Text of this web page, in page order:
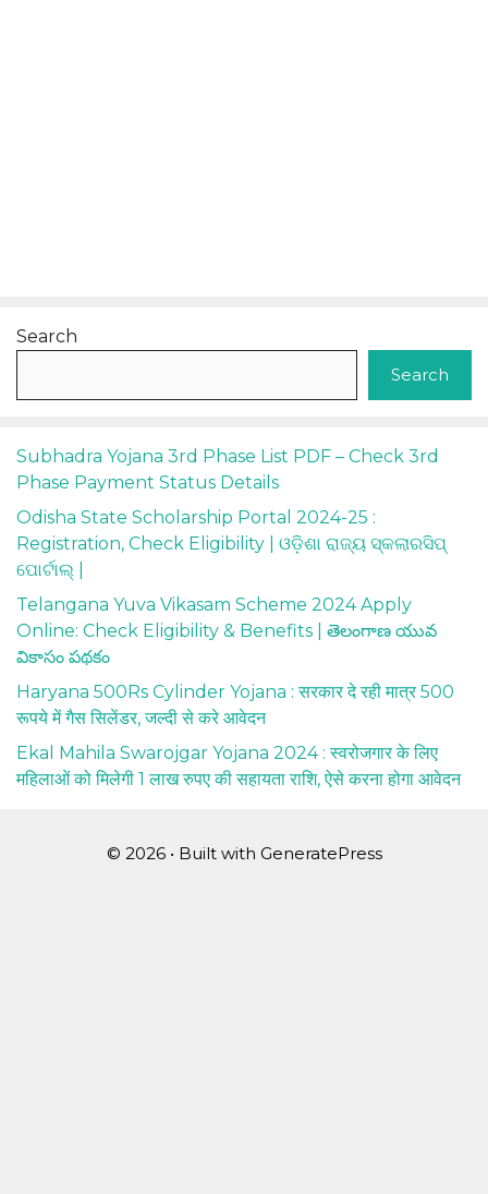
Search
Search
Subhadra Yojana 3rd Phase List PDF – Check 3rd
Phase Payment Status Details
Odisha State Scholarship Portal 2024-25 :
Registration, Check Eligibility | ଓଡ଼ିଶା ରାଜ୍ୟ ସ୍କଲାରସିପ୍
ପୋର୍ଟାଲ୍ |
Telangana Yuva Vikasam Scheme 2024 Apply
Online: Check Eligibility & Benefits | తెలంగాణ యువ
వికాసం పథకం
Haryana 500Rs Cylinder Yojana : सरकार दे रही मात्र 500
रूपये में गैस सिलेंडर, जल्दी से करे आवेदन
Ekal Mahila Swarojgar Yojana 2024 : स्वरोजगार के लिए
महिलाओं को मिलेगी 1 लाख रुपए की सहायता राशि, ऐसे करना होगा आवेदन
© 2026 • Built with GeneratePress